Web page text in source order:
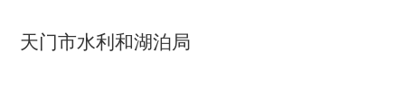
天门市水利和湖泊局